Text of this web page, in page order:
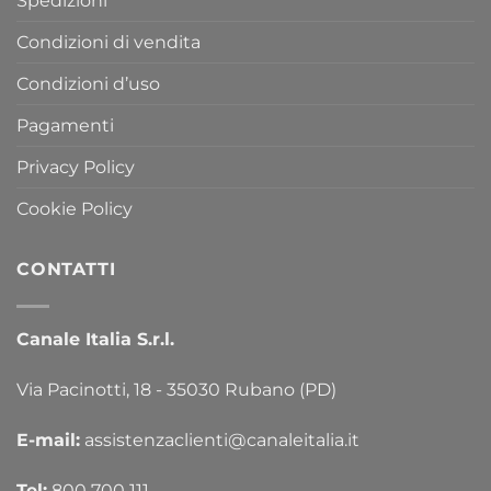
Condizioni di vendita
Condizioni d’uso
Pagamenti
Privacy Policy
Cookie Policy
CONTATTI
Canale Italia S.r.l.
Via Pacinotti, 18 - 35030 Rubano (PD)
E-mail: assistenzaclienti@canaleitalia.it